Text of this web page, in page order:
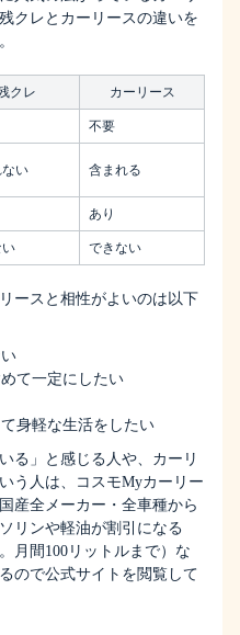
クレとカーリースの違いを
クレ カーリース
不要
い 含まれる
あり
できない
ースと相性がよいのは以下
て一定にしたい
身軽な生活をしたい
る」と感じる人や、カーリ
う人は、コスモMyカーリー
産全メーカー・全車種から
リンや軽油が割引になる
月間100リットルまで）な
ので公式サイトを閲覧して